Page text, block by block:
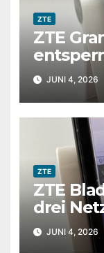
ZTE
ZTE
Android
JUNI 4, 2026
ZTE
ZTE
drei
Android
#C01
JUNI 4, 2026